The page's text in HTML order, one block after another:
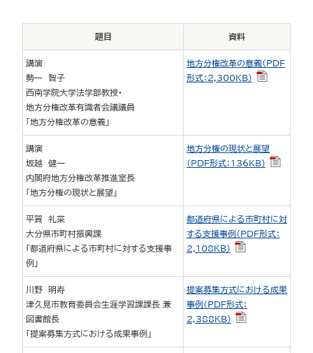
題目 資料
講演
勢一 智子
西南学院大学法学部教授・
地方分権改革有識者会議議員
「地方分権改革の意義」
地方分権改革の意義（PDF
形式：2,300KB）
講演
坂越 健一
内閣府地方分権改革推進室長
「地方分権の現状と展望」
地方分権の現状と展望
（PDF形式：136KB）
平賀 礼菜
大分県市町村振興課
「都道府県による市町村に対する支援事
例」
都道府県による市町村に対
する支援事例（PDF形式：
2,108KB）
川野 明寿
津久見市教育委員会生涯学習課課長 兼
図書館長
「提案募集方式における成果事例」
提案募集方式における成果
事例（PDF形式：
2,388KB）